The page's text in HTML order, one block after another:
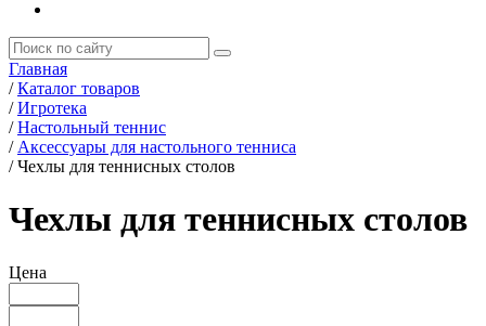
Главная
/ Каталог товаров
/ Игротека
/ Настольный теннис
/ Аксессуары для настольного тенниса
/ Чехлы для теннисных столов
Чехлы для теннисных столов
Цена